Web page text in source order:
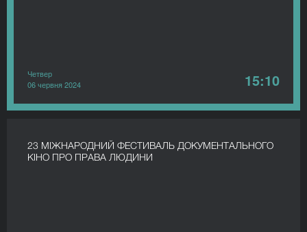
Четвер
06 червня 2024
15:10
23 МІЖНАРОДНИЙ ФЕСТИВАЛЬ ДОКУМЕНТАЛЬНОГО
КІНО ПРО ПРАВА ЛЮДИНИ